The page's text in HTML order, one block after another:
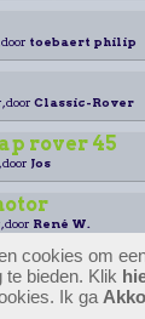
toebaert philip
door Classic-Rover
rover 45
door Jos
door René W.
SD1 vitesse
doorEise
cookies om
bieden. Klik
Ik ga